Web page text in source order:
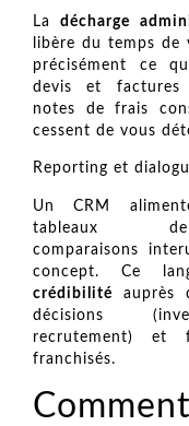
Ladécharge
libère du temps de
précisément ce
devis et factures
notes de frais
cessent de vous
Reporting et
Un CRM
tableaux
comparaisons
concept. Ce
crédibilité auprès
décisions
recrutement)
franchisés.